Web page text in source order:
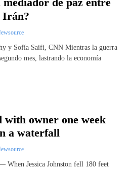
Irán?
y Sofía Saifi, CNN Mientras la guerra
mes, lastrando la economía
with owner one week
a waterfall
Jessica Johnston fell 180 feet